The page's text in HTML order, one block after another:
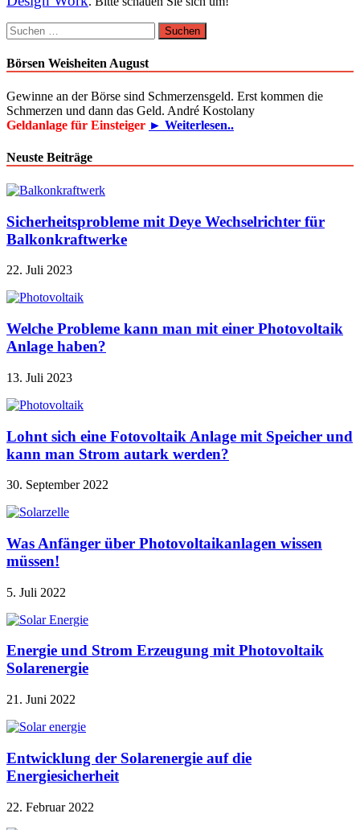
Suchen
nach:
Börsen Weisheiten August
Gewinne an der Börse sind Schmerzensgeld. Erst kommen die
Schmerzen und dann das Geld. André Kostolany
Geldanlage für Einsteiger ► Weiterlesen..
Neuste Beiträge
Sicherheitsprobleme mit Deye Wechselrichter für
Balkonkraftwerke
22. Juli 2023
Welche Probleme kann man mit einer Photovoltaik
Anlage haben?
13. Juli 2023
Lohnt sich eine Fotovoltaik Anlage mit Speicher und
kann man Strom autark werden?
30. September 2022
Was Anfänger über Photovoltaikanlagen wissen
müssen!
5. Juli 2022
Energie und Strom Erzeugung mit Photovoltaik
Solarenergie
21. Juni 2022
Entwicklung der Solarenergie auf die
Energiesicherheit
22. Februar 2022